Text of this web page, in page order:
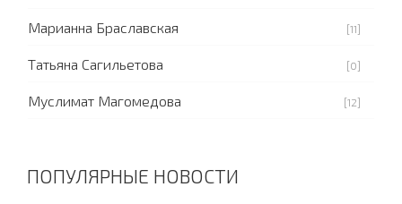
Марианна Браславская [11]
Татьяна Сагильетова [0]
Муслимат Магомедова [12]
ПОПУЛЯРНЫЕ НОВОСТИ